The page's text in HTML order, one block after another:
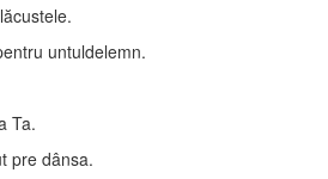
untuldelemn.
Ta.
pre dânsa.